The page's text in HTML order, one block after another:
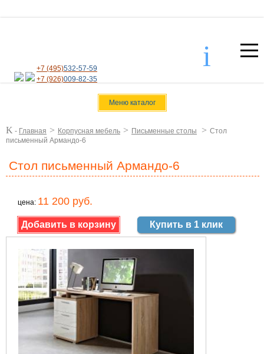
+7 (495)532-57-59
+7 (926)009-82-35
i
Меню каталог
K - Главная > Корпусная мебель > Письменные столы > Стол
письменный Армандо-6
Стол письменный Армандо-6
цена: 11 200 руб.
Купить в 1 клик